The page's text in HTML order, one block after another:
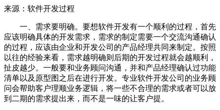
来源：软件开发过程
一、需求要明确。要想软件开发有一个顺利的过程，首先
应该明确具体的开发需求，需求的制定需要一个交流沟通确认
的过程，应该由企业和开发公司的产品经理共同来制定。按照
以往的经验来看，需求越明确则后期的开发过程就会越顺利，
扯皮越少。一般要和业务顾问沟通，并和产品经理确认过功能
清单以及原型图之后在进行开发。专业软件开发公司的业务顾
问会帮助客户理顺业务逻辑，将一些不合理的需求或者可以放
到二期的需求提出来，而不是一味的让客户提。